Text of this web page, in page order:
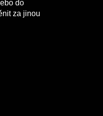
do
za jinou